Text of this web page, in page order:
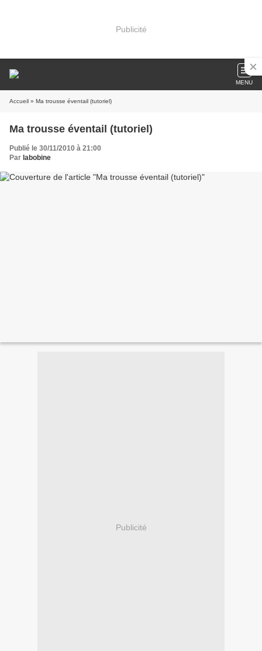
Publicité
MENU
Accueil » Ma trousse éventail (tutoriel)
Ma trousse éventail (tutoriel)
Publié le 30/11/2010 à 21:00
Par labobine
Publicité